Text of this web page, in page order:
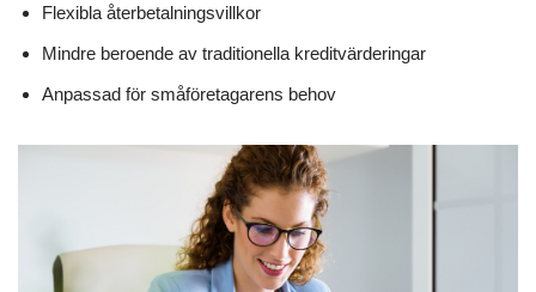
Flexibla återbetalningsvillkor
Mindre beroende av traditionella kreditvärderingar
Anpassad för småföretagarens behov